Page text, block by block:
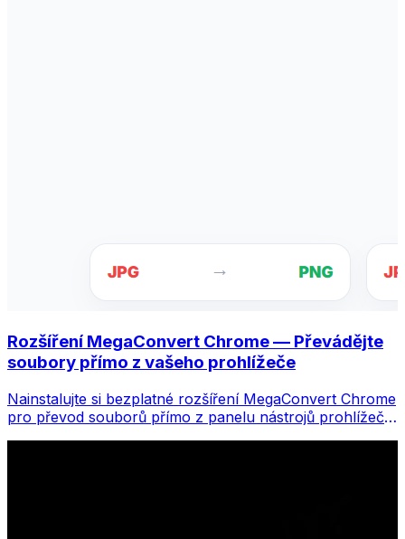
Rozšíření MegaConvert Chrome — Převádějte
soubory přímo z vašeho prohlížeče
Nainstalujte si bezplatné rozšíření MegaConvert Chrome
pro převod souborů přímo z panelu nástrojů prohlížeče.